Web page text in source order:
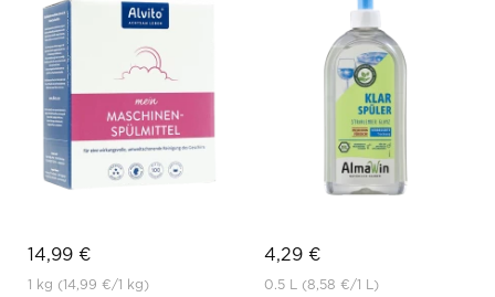
14,99 €
1 kg (14,99 €/1 kg)
4,29 €
0.5 L (8,58 €/1 L)